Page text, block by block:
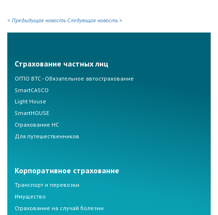
< Предыдущая новость Следующая новость >
Страхование частных лиц
ОГПО ВТС - Обязательное автострахование
SmartCASCO
Light House
SmartHOUSE
Страхование НС
Для путешественников
Корпоративное страхование
Транспорт и перевозки
Имущество
Страхование на случай болезни